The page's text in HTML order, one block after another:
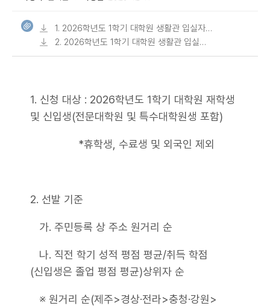
1. 2026학년도 1학기 대학원 생활관 입실자
모집 안내(PDF).pdf
2. 2026학년도 1학기 대학원 생활관 입실
1. 신청 대상 : 2026학년도 1학기 대학원 재학생
및 신입생(전문대학원 및 특수대학원생 포함)
*휴학생, 수료생 및 외국인 제외
2. 선발 기준
가. 주민등록 상 주소 원거리 순
나. 직전 학기 성적 평점 평균/취득 학점
(신입생은 졸업 평점 평균)상위자 순
※ 원거리 순(제주>경상·전라>충청·강원>